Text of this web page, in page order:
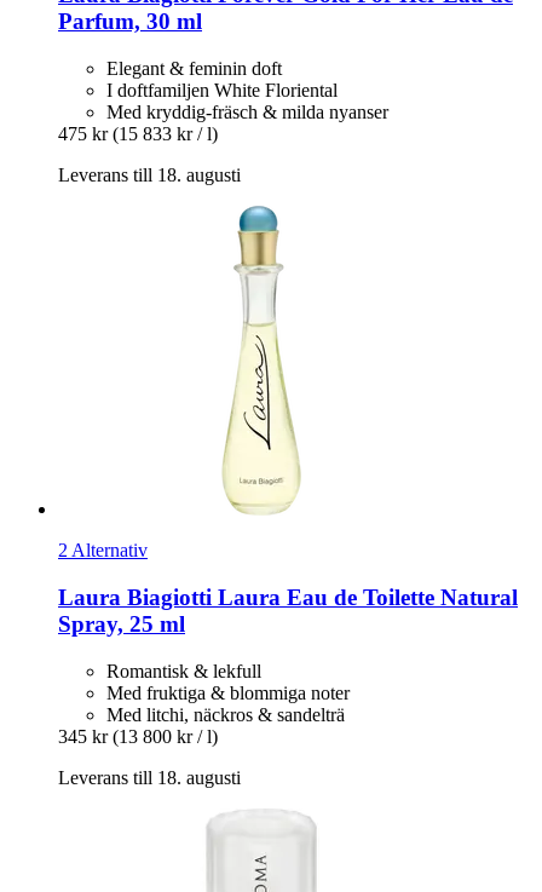
Parfum, 30 ml
Elegant & feminin doft
I doftfamiljen White Floriental
Med kryddig-fräsch & milda nyanser
475 kr (15 833 kr / l)
Leverans till 18. augusti
2 Alternativ
Laura Biagiotti Laura Eau de Toilette Natural
Spray, 25 ml
Romantisk & lekfull
Med fruktiga & blommiga noter
Med litchi, näckros & sandelträ
345 kr (13 800 kr / l)
Leverans till 18. augusti